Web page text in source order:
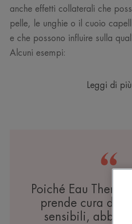
anche effetti collaterali che
pelle, le unghie o il cuoio
e che possono influire sulla
Alcuni esempi:
Leggi di più
Poiché Eau
prende cura
sensibili,